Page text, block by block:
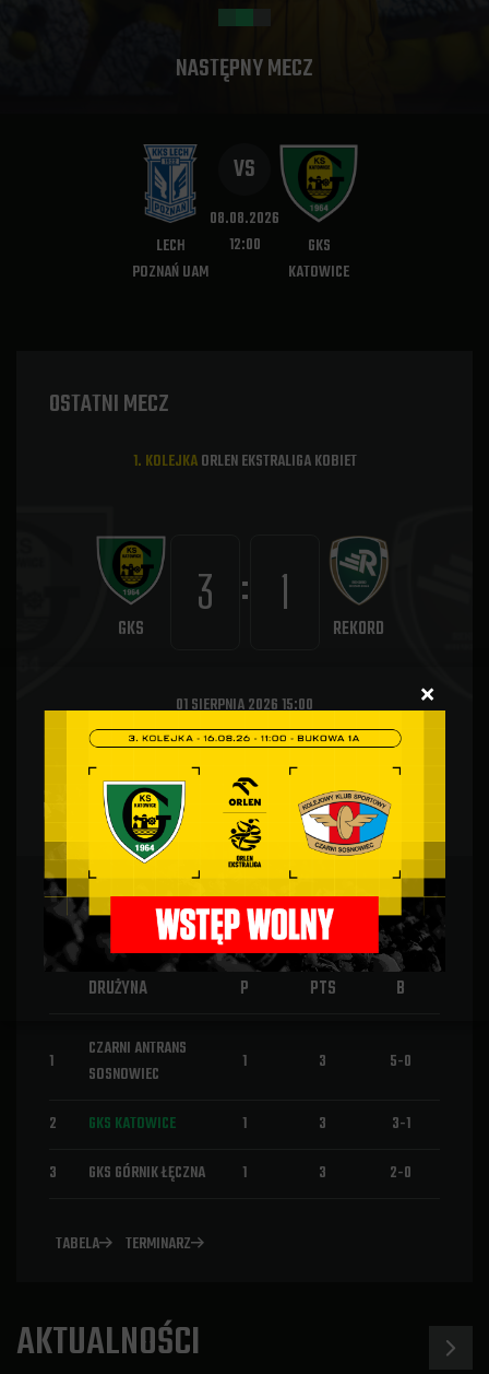
×
NASTĘPNY MECZ
LECH
POZNAŃ UAM
VS
08.08.2026
12:00
GKS
KATOWICE
OSTATNI MECZ
1. KOLEJKAORLEN EKSTRALIGA KOBIET
GKS
3 : 1
REKORD
01 SIERPNIA 2026 15:00
STADION MIEJSKI
RELACJA
ORLEN EKSTRALIGA KOBIET 2026/27
DRUŻYNA P PTS B
1
CZARNI ANTRANS
SOSNOWIEC
1 3 5-0
2 GKS KATOWICE 1 3
3-1
3
GKS GÓRNIK ŁĘCZNA 1 3 2-0
TABELA TERMINARZ
AKTUALNOŚCI